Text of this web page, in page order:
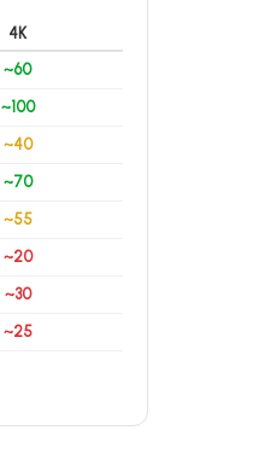
4K
~60
~100
~40
~70
~55
~20
~30
~25